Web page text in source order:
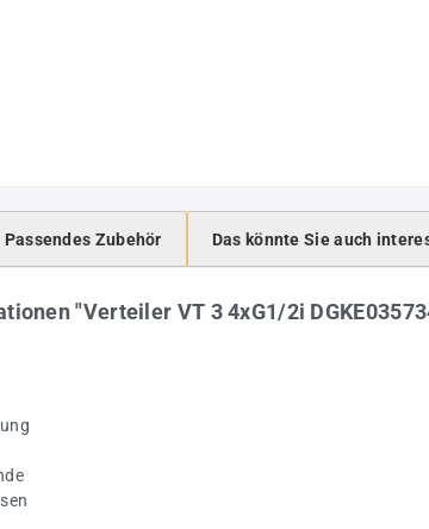
Passendes Zubehör Das könnte Sie auch
"Verteiler VT 3 4xG1/2i